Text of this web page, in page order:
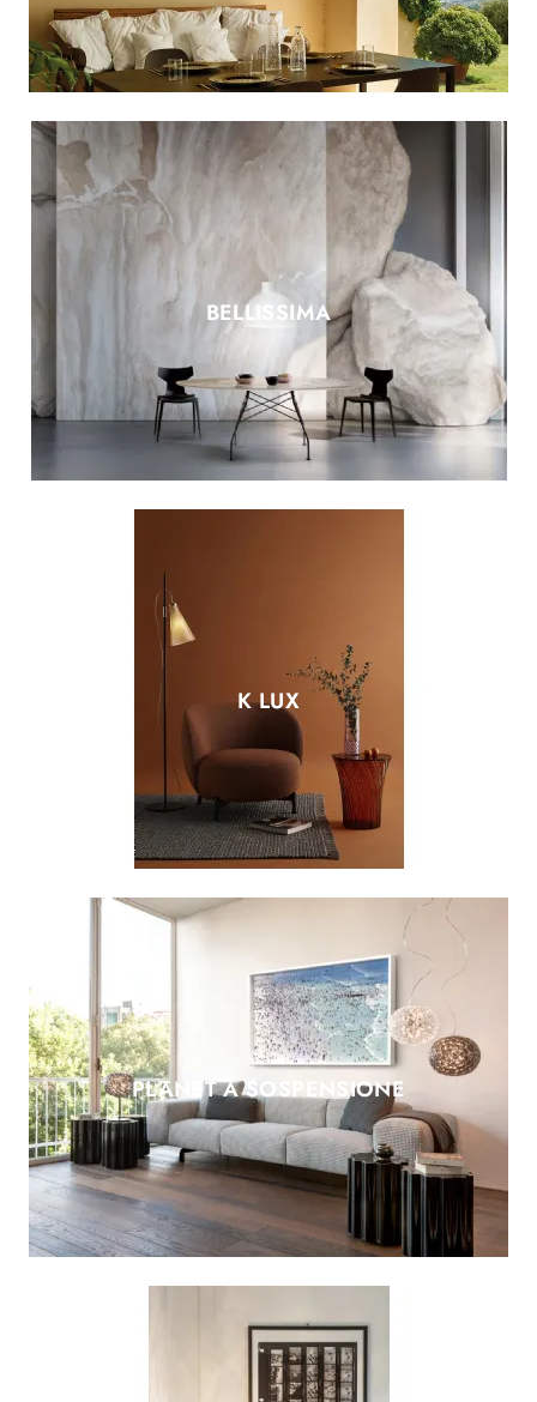
BELLISSIMA
K LUX
PLANET A SOSPENSIONE